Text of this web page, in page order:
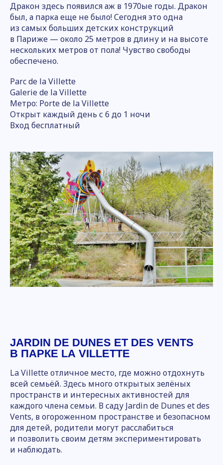
Дракон здесь появился аж в 1970ые годы. Дракон
был, а парка еще не было! Сегодня это одна
из самых больших детских конструкций
в Париже — около 25 метров в длину и на высоте
нескольких метров от пола! Чувство свободы
обеспечено.
Parc de la Villette
Galerie de la Villette
Метро: Porte de la Villette
Открыт каждый день с 6 до 1 ночи
Вход бесплатный
JARDIN DE DUNES ET DES VENTS
В ПАРКЕ LA VILLETTE
La Villette отличное место, где можно отдохнуть
всей семьёй. Здесь много открытых зелёных
пространств и интересных активностей для
каждого члена семьи. В саду Jardin de Dunes et des
Vents, в огороженном пространстве и безопасном
для детей, родители могут расслабиться
и позволить своим детям экспериментировать
и наблюдать.